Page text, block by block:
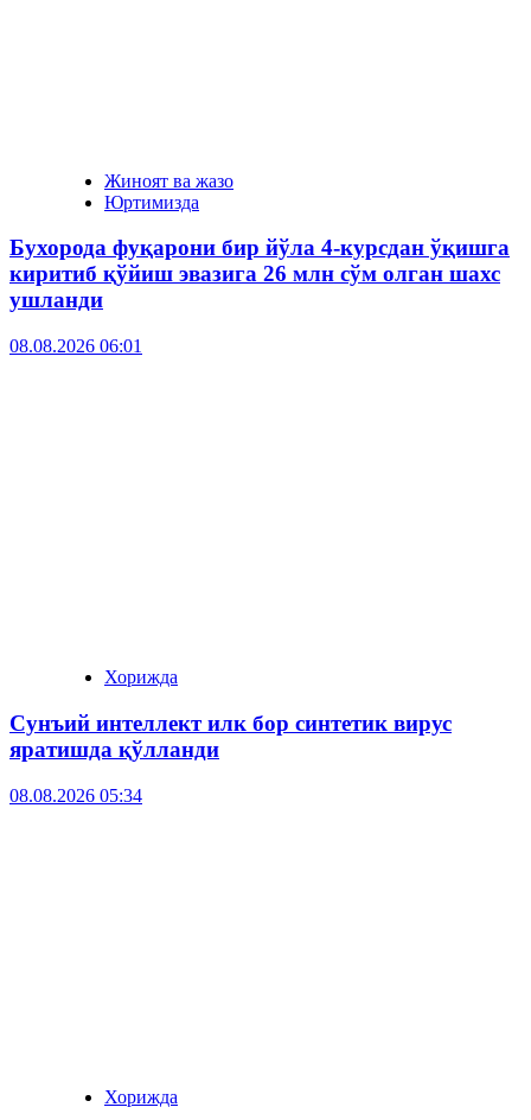
Жиноят ва жазо
Юртимизда
Бухорода фуқарони бир йўла 4-курсдан ўқишга
киритиб қўйиш эвазига 26 млн сўм олган шахс
ушланди
08.08.2026 06:01
Хорижда
Сунъий интеллект илк бор синтетик вирус
яратишда қўлланди
08.08.2026 05:34
Хорижда